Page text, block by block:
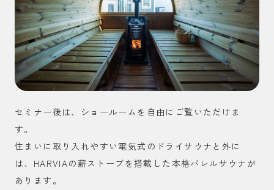
セミナー後は、ショールームを自由にご覧いただけま
す。
住まいに取り入れやすい電気式のドライサウナと外に
は、HARVIAの薪ストーブを搭載した本格バレルサウナが
あります。